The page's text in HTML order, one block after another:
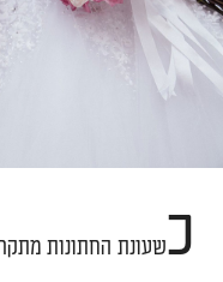
כשעונת החתונות